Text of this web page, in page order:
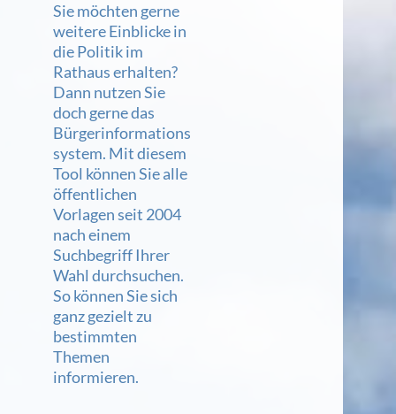
Sie möchten gerne
weitere Einblicke in
die Politik im
Rathaus erhalten?
Dann nutzen Sie
doch gerne das
Bürgerinformations
system. Mit diesem
Tool können Sie alle
öffentlichen
Vorlagen seit 2004
nach einem
Suchbegriff Ihrer
Wahl durchsuchen.
So können Sie sich
ganz gezielt zu
bestimmten
Themen
informieren.